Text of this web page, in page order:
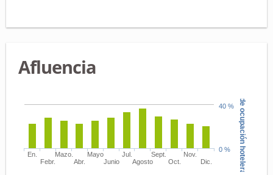
Afluencia
Tasa de ocupación hotelera
En.
Febr.
Mazo.
Abr.
Mayo
Junio
Jul.
Agosto
Sept.
Oct.
Nov.
Dic.
0 %
40 %